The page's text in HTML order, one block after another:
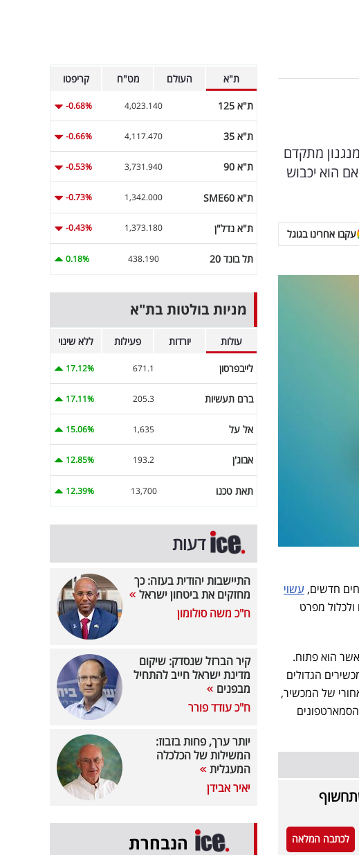
עיצוב דק ומנגנון מתקדם
הוא יכבוש
עקבו אחרינו בגוגל
חדשים, עשוי
מפרט
יהיה בעובי של 9.2 מ"מ במצב מקופל ובעובי של 4.6 מ"מ כאשר הוא פתוח.
אותו לאחד המכשירים הגדולים
של המכשיר,
לכתבה המלאה
ת"א העולם מט"ח קריפטו
ת"א 125 4,023.140
-0.68%
ת"א 35 4,117.470
-0.66%
ת"א 90 3,731.940
-0.53%
ת"א SME60 1,342.000
-0.73%
ת"א נדל"ן 1,373.180
-0.43%
תל בונד 20 438.190
0.18%
מניות בולטות בת"א
עולות יורדות פעילות ללא שינוי
לייבפרסון 671.1
17.12%
ברם תעשיות 205.3
17.11%
אל על 1,635
15.06%
אבוג'ן 193.2
12.85%
תאת טכנו 13,700
12.39%
דעות
התיישבות יהודית בעזה: כך
מחזקים את ביטחון ישראל
ח"כ משה סולומון
קיר הברזל שנסדק: שיקום
מדינת ישראל חייב להתחיל
מבפנים
ח"כ עודד פורר
יותר ערך, פחות בזבוז:
המשילות של הכלכלה
המעגלית
יאיר אבידן
הנבחרת